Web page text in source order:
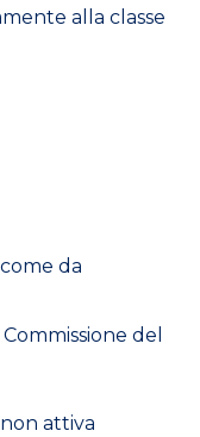
alla classe
da
del
attiva